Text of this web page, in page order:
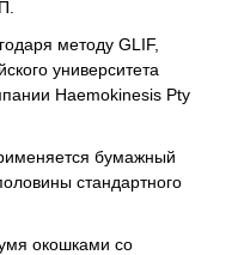
методу GLIF,
университета
Haemokinesis Pty
бумажный
стандартного
окошками со